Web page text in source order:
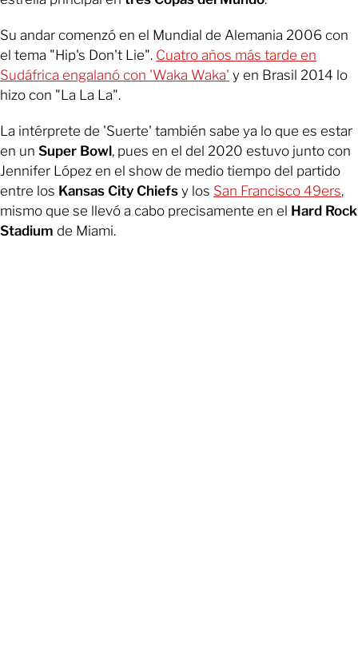
Su andar comenzó en el Mundial de Alemania 2006 con
el tema "Hip's Don't Lie". Cuatro años más tarde en
Sudáfrica engalanó con 'Waka Waka' y en Brasil 2014 lo
hizo con "La La La".
La intérprete de 'Suerte' también sabe ya lo que es estar
en un Super Bowl, pues en el del 2020 estuvo junto con
Jennifer López en el show de medio tiempo del partido
entre los Kansas City Chiefs y los San Francisco 49ers,
mismo que se llevó a cabo precisamente en el Hard Rock
Stadium de Miami.